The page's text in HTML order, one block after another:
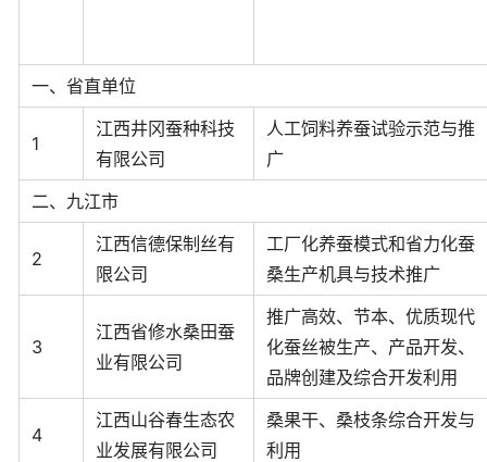
一、省直单位
1
江西井冈蚕种科技
有限公司
人工饲料养蚕试验示范与推
广
二、九江市
2
江西信德保制丝有
限公司
工厂化养蚕模式和省力化蚕
桑生产机具与技术推广
3
江西省修水桑田蚕
业有限公司
推广高效、节本、优质现代
化蚕丝被生产、产品开发、
品牌创建及综合开发利用
4
江西山谷春生态农
业发展有限公司
桑果干、桑枝条综合开发与
利用